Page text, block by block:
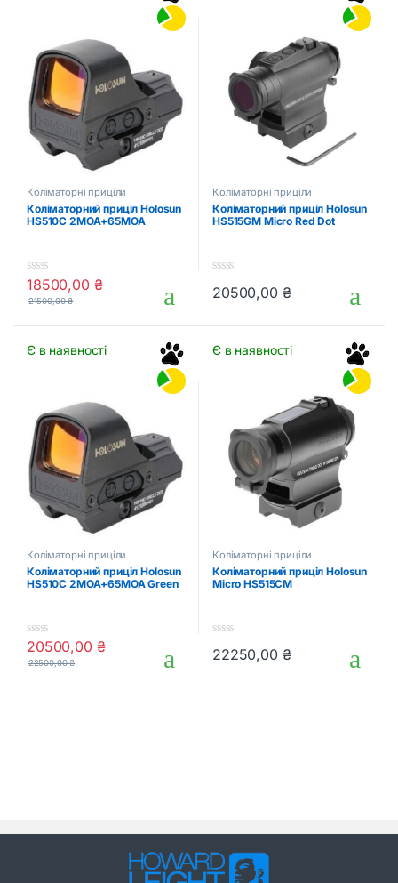
Коліматорні приціли
Коліматорний приціл Holosun
HS510C 2MOA+65MOA
0
o
u
f
5
18500,00 ₴
21500,00₴
Коліматорні приціли
Коліматорний приціл Holosun
HS515GM Micro Red Dot
o
f
5
20500,00 ₴
Є в наявності
Коліматорні приціли
Коліматорний приціл Holosun
HS510C 2MOA+65MOA Green
0
o
20500,00 ₴
22500,00₴
Є в наявності
Коліматорні приціли
Коліматорний приціл Holosun
Micro HS515CM
0
o
22250,00 ₴